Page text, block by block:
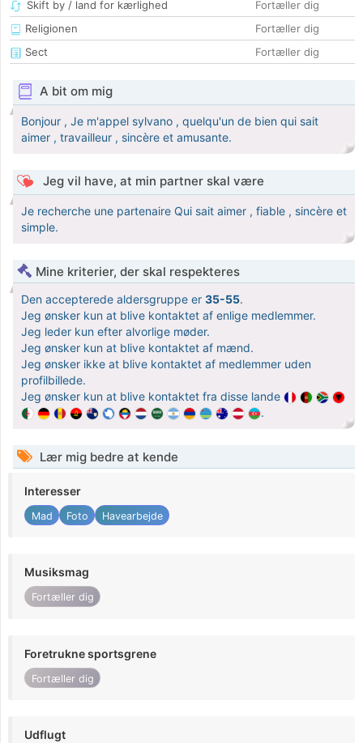
Skift by / land for kærlighed
Fortæller dig
Religionen
Fortæller dig
Sect
Fortæller dig
A bit om mig
Bonjour , Je m'appel sylvano , quelqu'un de bien qui sait
aimer , travailleur , sincère et amusante.
Jeg vil have, at min partner skal være
Je recherche une partenaire Qui sait aimer , fiable , sincère et
simple.
Mine kriterier, der skal respekteres
Den accepterede aldersgruppe er 35-55.
Jeg ønsker kun at blive kontaktet af enlige medlemmer.
Jeg leder kun efter alvorlige møder.
Jeg ønsker kun at blive kontaktet af mænd.
Jeg ønsker ikke at blive kontaktet af medlemmer uden
profilbillede.
Jeg ønsker kun at blive kontaktet fra disse lande
.
Lær mig bedre at kende
Interesser
Mad Foto Havearbejde
Musiksmag
Fortæller dig
Foretrukne sportsgrene
Fortæller dig
Udflugt